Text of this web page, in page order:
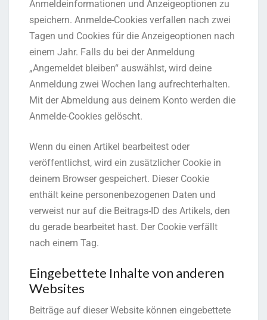
Anmeldeinformationen und Anzeigeoptionen zu
speichern. Anmelde-Cookies verfallen nach zwei
Tagen und Cookies für die Anzeigeoptionen nach
einem Jahr. Falls du bei der Anmeldung
„Angemeldet bleiben“ auswählst, wird deine
Anmeldung zwei Wochen lang aufrechterhalten.
Mit der Abmeldung aus deinem Konto werden die
Anmelde-Cookies gelöscht.
Wenn du einen Artikel bearbeitest oder
veröffentlichst, wird ein zusätzlicher Cookie in
deinem Browser gespeichert. Dieser Cookie
enthält keine personenbezogenen Daten und
verweist nur auf die Beitrags-ID des Artikels, den
du gerade bearbeitet hast. Der Cookie verfällt
nach einem Tag.
Eingebettete Inhalte von anderen
Websites
Beiträge auf dieser Website können eingebettete